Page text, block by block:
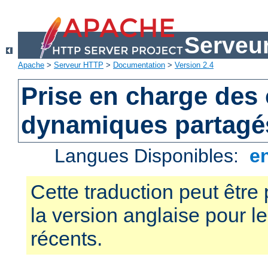
Apache > Serveur HTTP > Documentation > Version 2.4
Prise en charge des
dynamiques
Langues Disponibles:
Cette traduction peut être
la version anglaise pour
récents.